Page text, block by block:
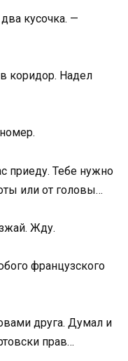
кусочка. —
коридор. Надел
приеду. Тебе нужно
или от головы…
Жду.
французского
друга. Думал и
прав…